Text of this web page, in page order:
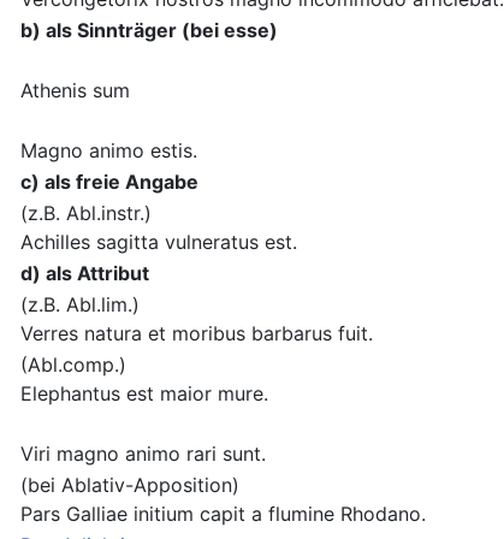
b) als Sinnträger (bei esse)
Athenis sum
Magno animo estis.
c) als freie Angabe
(z.B. Abl.instr.)
Achilles sagitta vulneratus est.
d) als Attribut
(z.B. Abl.lim.)
Verres natura et moribus barbarus fuit.
(Abl.comp.)
Elephantus est maior mure.
Viri magno animo rari sunt.
(bei Ablativ-Apposition)
Pars Galliae initium capit a flumine Rhodano.